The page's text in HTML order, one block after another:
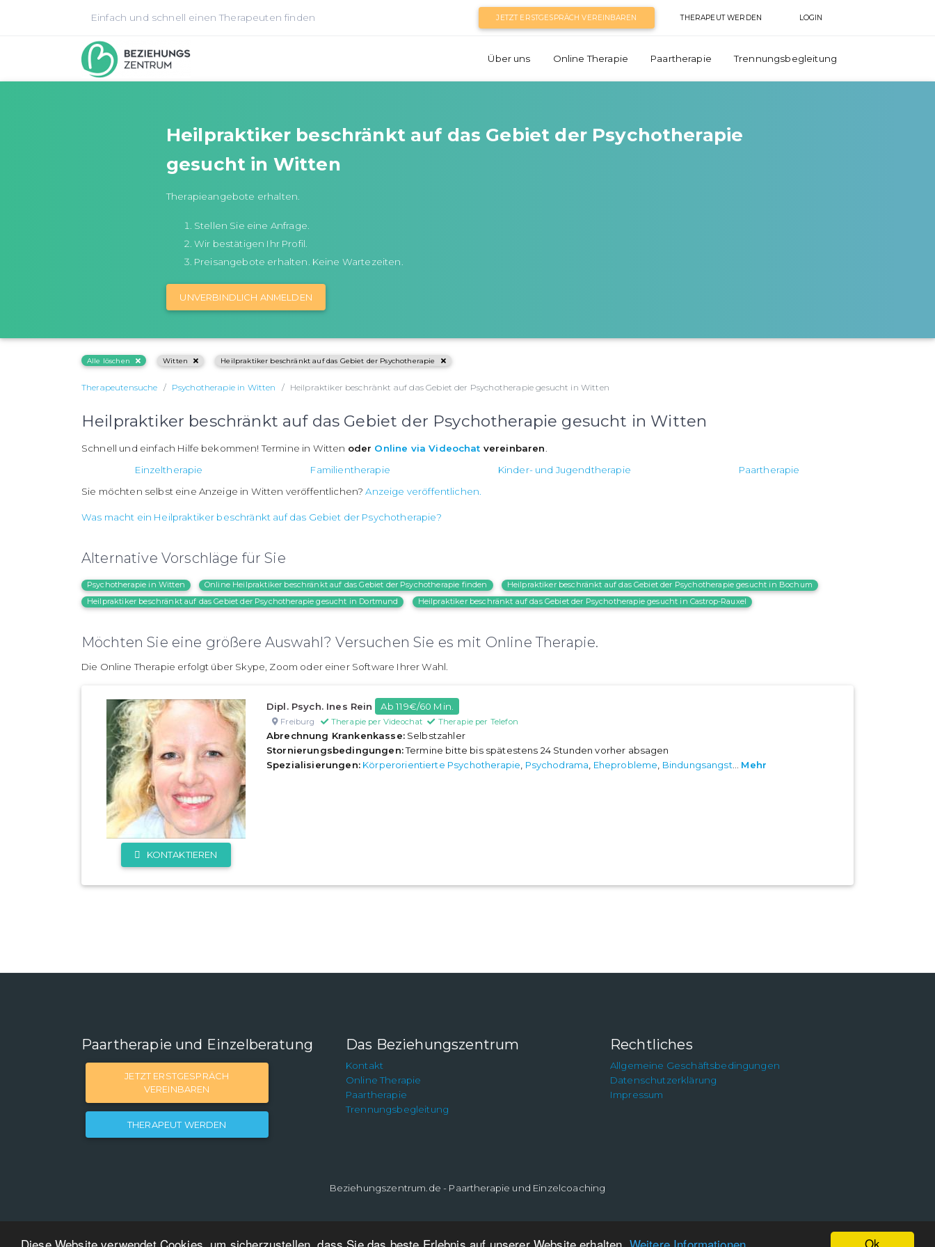
Ok
Diese Website verwendet Cookies, um sicherzustellen, dass Sie das beste Erlebnis auf unserer Website erhalten. Weitere Informationen
Einfach und schnell einen Therapeuten finden JETZT ERSTGESPRÄCH VEREINBAREN THERAPEUT WERDEN LOGIN
Über uns Online Therapie Paartherapie Trennungsbegleitung
Heilpraktiker beschränkt auf das Gebiet der Psychotherapie
gesucht in Witten
Therapieangebote erhalten.
Stellen Sie eine Anfrage.
Wir bestätigen Ihr Profil.
Preisangebote erhalten. Keine Wartezeiten.
UNVERBINDLICH ANMELDEN
Alle löschen Witten Heilpraktiker beschränkt auf das Gebiet der Psychotherapie
Therapeutensuche Psychotherapie in Witten Heilpraktiker beschränkt auf das Gebiet der Psychotherapie gesucht in Witten
Heilpraktiker beschränkt auf das Gebiet der Psychotherapie gesucht in Witten
Schnell und einfach Hilfe bekommen! Termine in Witten oder Online via Videochat vereinbaren.
Einzeltherapie
Familientherapie Kinder- und Jugendtherapie
Paartherapie
Sie möchten selbst eine Anzeige in Witten veröffentlichen?Anzeige veröffentlichen.
Was macht ein Heilpraktiker beschränkt auf das Gebiet der Psychotherapie?
Alternative Vorschläge für Sie
Psychotherapie in Witten Online Heilpraktiker beschränkt auf das Gebiet der Psychotherapie finden
Heilpraktiker beschränkt auf das Gebiet der Psychotherapie gesucht in Bochum
Heilpraktiker beschränkt auf das Gebiet der Psychotherapie gesucht in Dortmund
Heilpraktiker beschränkt auf das Gebiet der Psychotherapie gesucht in Castrop-Rauxel
Möchten Sie eine größere Auswahl? Versuchen Sie es mit Online Therapie.
Die Online Therapie erfolgt über Skype, Zoom oder einer Software Ihrer Wahl.
KONTAKTIEREN
Dipl. Psych. Ines Rein Ab 119€/60 Min.
Freiburg Therapie per Videochat Therapie per Telefon
Abrechnung Krankenkasse:Selbstzahler
Stornierungsbedingungen:Termine bitte bis spätestens 24 Stunden vorher absagen
Spezialisierungen: Körperorientierte Psychotherapie, Psychodrama, Eheprobleme, Bindungsangst... Mehr
Paartherapie und Einzelberatung
JETZT ERSTGESPRÄCH
VEREINBAREN
THERAPEUT WERDEN
Das Beziehungszentrum
Kontakt
Online Therapie
Paartherapie
Trennungsbegleitung
Rechtliches
Allgemeine Geschäftsbedingungen
Datenschutzerklärung
Impressum
Beziehungszentrum.de - Paartherapie und Einzelcoaching